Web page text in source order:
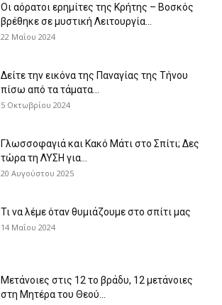
Οι αόρατοι ερημίτες της Κρήτης – Βοσκός
βρέθηκε σε μυστική Λειτουργία...
22 Μαΐου 2024
Δείτε την εικόνα της Παναγίας της Τήνου
πίσω από τα τάματα...
5 Οκτωβρίου 2024
Γλωσσοφαγιά και Κακό Μάτι στο Σπίτι; Δες
τώρα τη ΛΥΣΗ για...
20 Αυγούστου 2025
Τι να λέμε όταν θυμιάζουμε στο σπίτι μας
14 Μαΐου 2024
Μετάνοιες στις 12 το βράδυ, 12 μετάνοιες
στη Μητέρα του Θεού...